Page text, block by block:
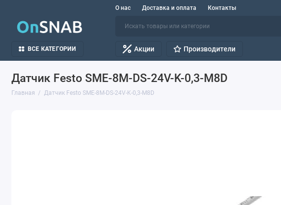
О нас Доставка и оплата Контакты
ВСЕ КАТЕГОРИИ Акции Производители
Датчик Festo SME-8M-DS-24V-K-0,3-M8D
Главная Датчик Festo SME-8M-DS-24V-K-0,3-M8D